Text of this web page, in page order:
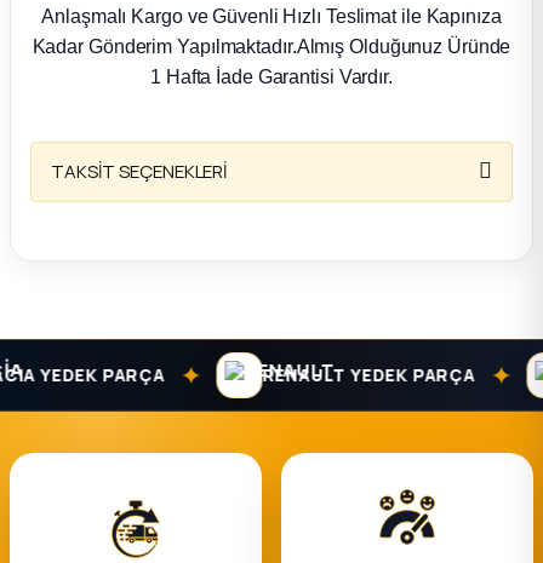
Anlaşmalı Kargo ve Güvenli Hızlı Teslimat ile Kapınıza
Kadar Gönderim Yapılmaktadır.Almış Olduğunuz Üründe
1 Hafta İade Garantisi Vardır.
TAKSİT SEÇENEKLERİ
YEDEK PARÇA ✦ RENAULT YEDEK PARÇA ✦